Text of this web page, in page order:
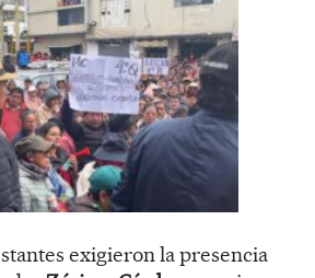
exigieron la presencia